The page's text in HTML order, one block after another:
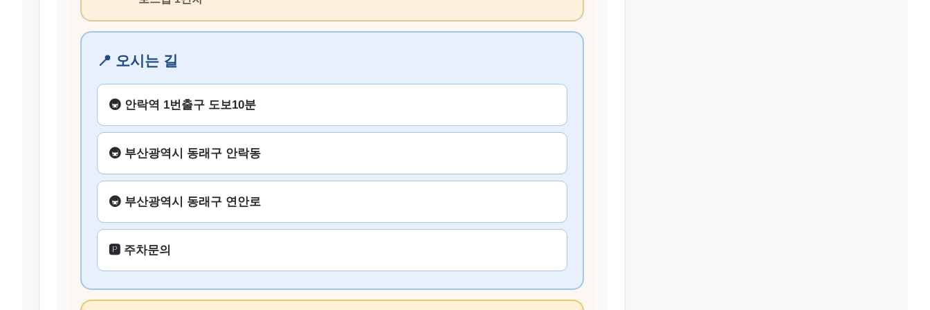
📍 오시는 길
🚇 안락역 1번출구 도보10분
🚇 부산광역시 동래구 안락동
🚇 부산광역시 동래구 연안로
🅿️ 주차문의